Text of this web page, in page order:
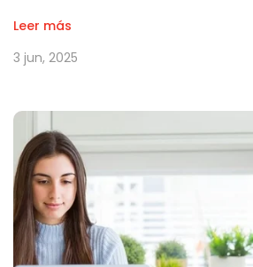
Leer más
3 jun, 2025